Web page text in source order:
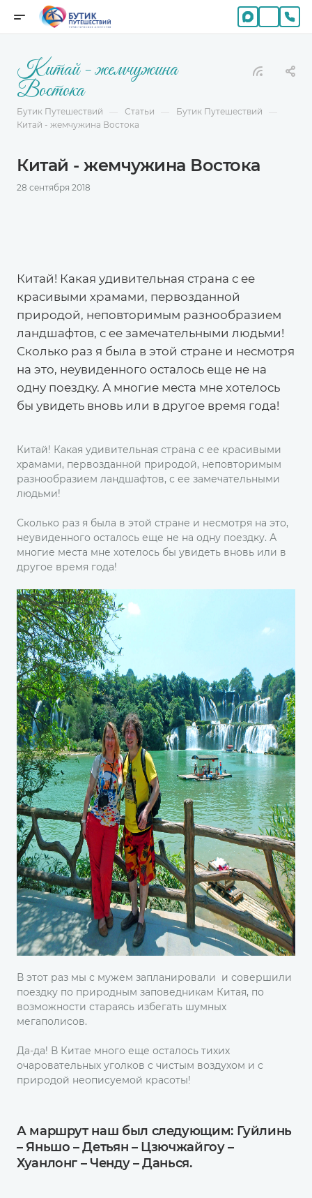
Китай - жемчужина
Востока
Бутик Путешествий Статьи Бутик Путешествий
Китай - жемчужина Востока
Китай - жемчужина Востока
28 сентября 2018
Китай! Какая удивительная страна с ее
красивыми храмами, первозданной
природой, неповторимым разнообразием
ландшафтов, с ее замечательными людьми!
Сколько раз я была в этой стране и несмотря
на это, неувиденного осталось еще не на
одну поездку. А многие места мне хотелось
бы увидеть вновь или в другое время года!
Китай! Какая удивительная страна с ее красивыми
храмами, первозданной природой, неповторимым
разнообразием ландшафтов, с ее замечательными
людьми!
Сколько раз я была в этой стране и несмотря на это,
неувиденного осталось еще не на одну поездку. А
многие места мне хотелось бы увидеть вновь или в
другое время года!
В этот раз мы с мужем запланировали и совершили
поездку по природным заповедникам Китая, по
возможности стараясь избегать шумных
мегаполисов.
Да-да! В Китае много еще осталось тихих
очаровательных уголков с чистым воздухом и с
природой неописуемой красоты!
А маршрут наш был следующим: Гуйлинь
– Яньшо – Детьян – Цзючжайгоу –
Хуанлонг – Ченду – Данься.